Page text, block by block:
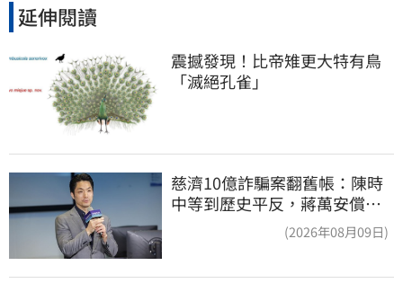
延伸閱讀
震撼發現！比帝雉更大特有鳥
「滅絕孔雀」
慈濟10億詐騙案翻舊帳：陳時
中等到歷史平反，蔣萬安償還
(2026年08月09日)